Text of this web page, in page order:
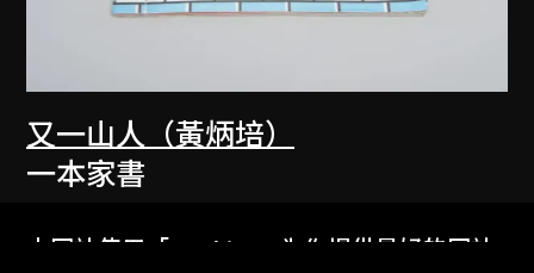
又一山人（黃炳培）
一本家書
本网站使用「Cookies」为你提供最好的网站